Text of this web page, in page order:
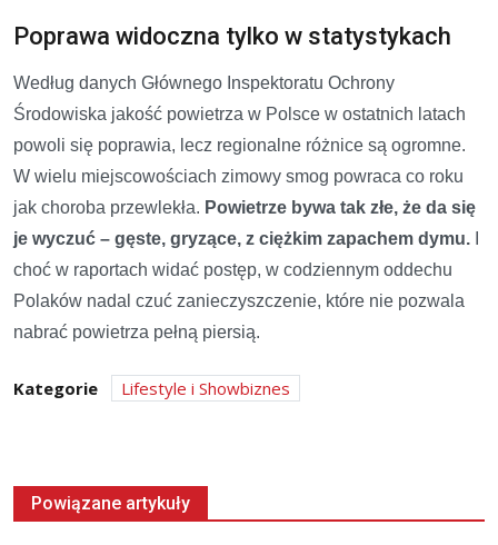
Poprawa widoczna tylko w statystykach
Według danych Głównego Inspektoratu Ochrony
Środowiska jakość powietrza w Polsce w ostatnich latach
powoli się poprawia, lecz regionalne różnice są ogromne.
W wielu miejscowościach zimowy smog powraca co roku
jak choroba przewlekła. Powietrze bywa tak złe, że da się
je wyczuć – gęste, gryzące, z ciężkim zapachem dymu.
choć w raportach widać postęp, w codziennym oddechu
Polaków nadal czuć zanieczyszczenie, które nie pozwala
nabrać powietrza pełną piersią.
Kategorie Lifestyle i Showbiznes
Powiązane artykuły